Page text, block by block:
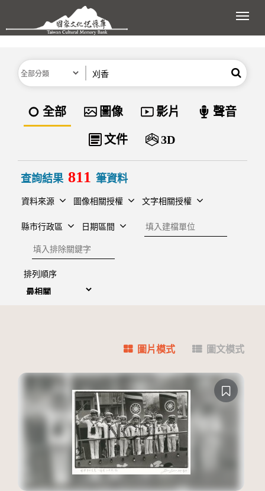
跳到主要內容區塊
展
分類 搜尋
資料類型
全部 圖像 影片 聲音
文件 3D
查詢結果 811 筆資料
資料來源 圖像相關授權 文字相關授權
縣市行政區 日期區間
建檔單位
排除關鍵字
排列順序
圖片模式 圖文模式